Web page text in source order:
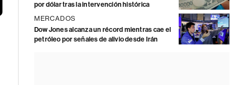
por dólar tras la intervención histórica
MERCADOS
Dow Jones alcanza un récord mientras cae el
petróleo por señales de alivio desde Irán